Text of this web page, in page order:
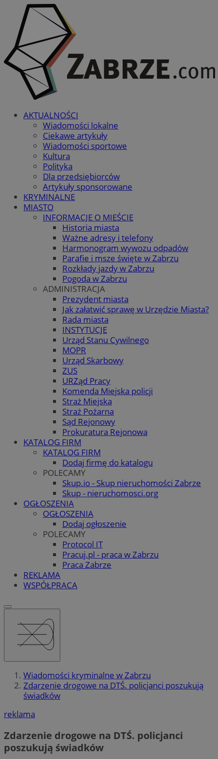
AKTUALNOŚCI
Wiadomości lokalne
Ciekawe artykuły
Wiadomości sportowe
Kultura
Polityka
Dla przedsiębiorców
Artykuły sponsorowane
KRYMINALNE
MIASTO
INFORMACJE O MIEŚCIE
Historia miasta
Ważne adresy i telefony
Harmonogram wywozu odpadów
Parafie i msze święte w Zabrzu
Rozkłady jazdy w Zabrzu
Pogoda w Zabrzu
ADMINISTRACJA
Prezydent miasta
Jak załatwić sprawę w Urzędzie Miasta?
Rada miasta
INSTYTUCJE
Urząd Stanu Cywilnego
MOPR
Urząd Skarbowy
ZUS
URZąd Pracy
Komenda Miejska policji
Straż Miejska
Straż Pożarna
Sąd Rejonowy
Prokuratura Rejonowa
KATALOG FIRM
KATALOG FIRM
Dodaj firmę do katalogu
POLECAMY
Skup.io - Skup nieruchomości Zabrze
Skup - nieruchomosci.org
OGŁOSZENIA
OGŁOSZENIA
Dodaj ogłoszenie
POLECAMY
Protocol IT
Pracuj.pl - praca w Zabrzu
Praca Zabrze
REKLAMA
WSPÓŁPRACA
Wiadomości kryminalne w Zabrzu
Zdarzenie drogowe na DTŚ. policjanci poszukują
świadków
reklama
Zdarzenie drogowe na DTŚ. policjanci
poszukują świadków